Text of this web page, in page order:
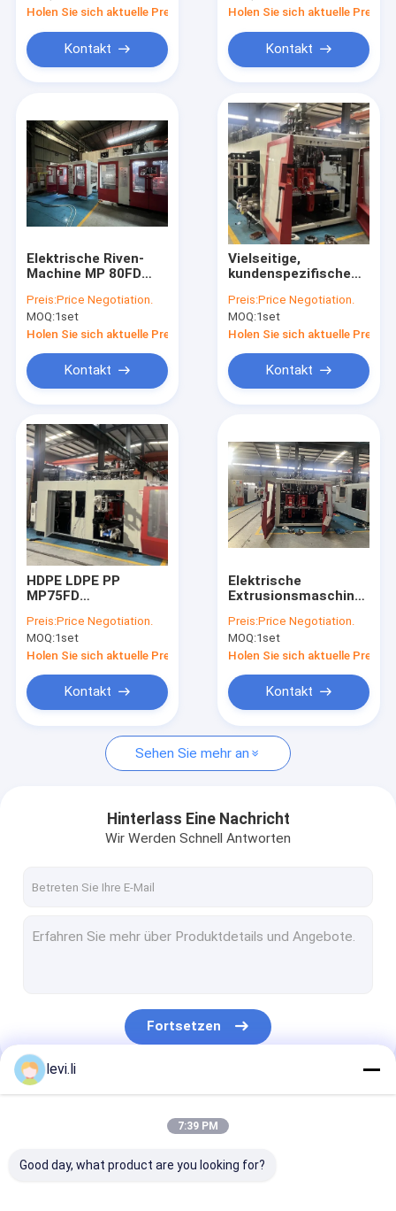
Design für Produkte
Holen Sie sich aktuelle Preis
Kontakt
Holen Sie sich aktuelle Preis
Kontakt
Elektrische Riven-
Machine MP 80FD
Maschine mit
Doppelschichtdesign
Preis:Price Negotiation.
MOQ:1set
Holen Sie sich aktuelle Preis
Kontakt
Vielseitige,
kundenspezifische
Molding Maschine
mit IML und
mehreren
Preis:Price Negotiation.
MOQ:1set
Holen Sie sich aktuelle Preis
Kontakt
HDPE LDPE PP
MP75FD
Blasformmaschine
Preis:Price Negotiation.
MOQ:1set
Holen Sie sich aktuelle Preis
Kontakt
Elektrische
Extrusionsmaschine
Schraubendurchmesser
Preis:Price Negotiation.
MOQ:1set
Holen Sie sich aktuelle Preis
Kontakt
Sehen Sie mehr an
Hinterlass Eine Nachricht
Wir Werden Schnell Antworten
Fortsetzen
Unsere Kategorien
levi.li
7:39 PM
Good day, what product are you looking for?